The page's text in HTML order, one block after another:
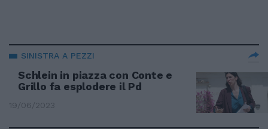
SINISTRA A PEZZI
Schlein in piazza con Conte e
Grillo fa esplodere il Pd
19/06/2023